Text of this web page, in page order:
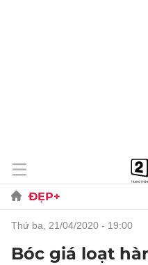
ĐẸP+
thứ ba, 21/04/2020 - 19:00
Bóc giá loạt